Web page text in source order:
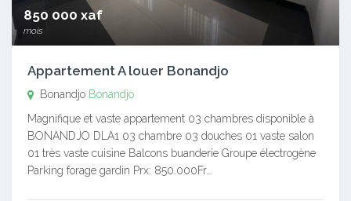
850 000 xaf
mois
Appartement A louer Bonandjo
Bonandjo Bonandjo
Magnifique et vaste appartement 03 chambres disponible à
BONANDJO DLA1 03 chambre 03 douches 01 vaste salon
01 très vaste cuisine Balcons buanderie Groupe électrogène
Parking forage gardin Prx: 850.000Fr…